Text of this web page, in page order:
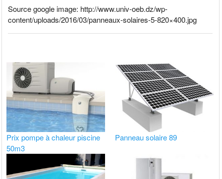
Source google image: http://www.univ-oeb.dz/wp-
content/uploads/2016/03/panneaux-solaires-5-820×400.jpg
Prix pompe à chaleur piscine
50m3
Panneau solaire 89